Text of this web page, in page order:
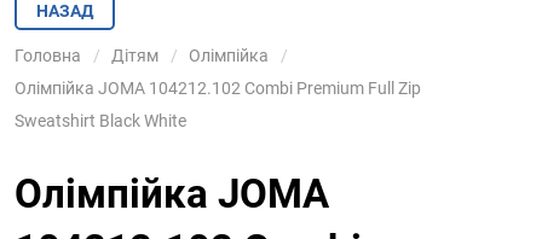
НАЗАД
Головна Дітям
Олімпійка
Олімпійка JOMA 104212.102 Combi Premium Full Zip
Sweatshirt Black White
Олімпійка JOMA